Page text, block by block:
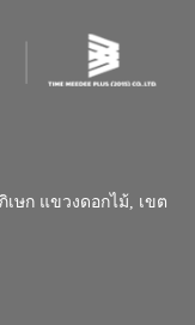
ษก แขวงดอกไม้, เขต